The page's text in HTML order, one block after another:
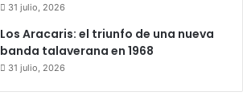
31 julio, 2026
Los Aracaris: el triunfo de una nueva
banda talaverana en 1968
31 julio, 2026